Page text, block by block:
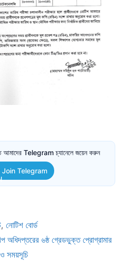
আমাদের Telegram চ্যানেলে জয়েন করুন
Join Telegram
,নোটিশ বোর্ড
অধিদপ্তরের ৬ষ্ঠ গ্রেডভুক্ত প্রোগ্রামার
ও সময়সূচি